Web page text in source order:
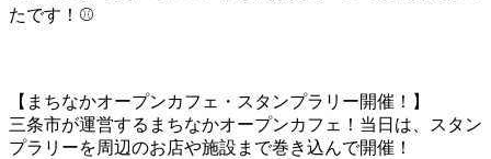
たです！⚾
【まちなかオープンカフェ・スタンプラリー開催！】
三条市が運営するまちなかオープンカフェ！当日は、スタン
プラリーを周辺のお店や施設まで巻き込んで開催！